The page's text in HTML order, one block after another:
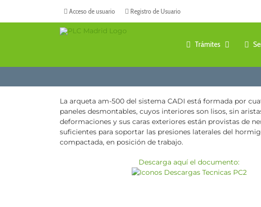
contenido
Acceso de usuario Registro de Usuario
Trámites
La arqueta am-500 del sistema CADI está formada por
paneles desmontables, cuyos interiores son lisos, sin
deformaciones y sus caras exteriores están provistas de
suficientes para soportar las presiones laterales del
compactada, en posición de trabajo.
Descarga aquí el documento: